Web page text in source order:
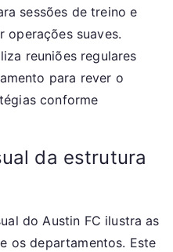
sessões de treino e
operações suaves.
reuniões regulares
para rever o
conforme
da estrutura
do Austin FC ilustra as
os departamentos. Este